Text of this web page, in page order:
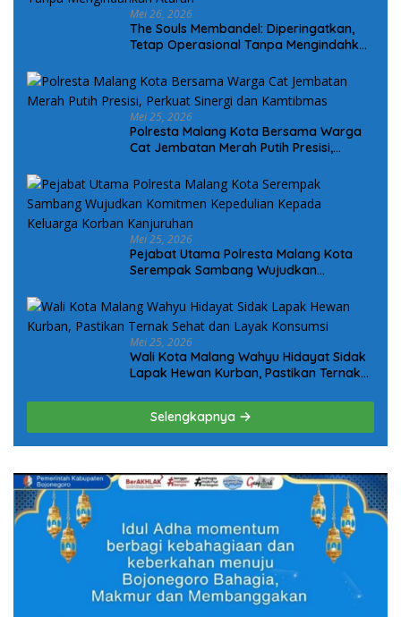
Mei 26, 2026
The Souls Membandel: Diperingatkan,
Tetap Operasional Tanpa Mengindahkan
Mei 25, 2026
Polresta Malang Kota Bersama Warga
Cat Jembatan Merah Putih Presisi,
Mei 25, 2026
Pejabat Utama Polresta Malang Kota
Serempak Sambang Wujudkan
Korban Kanjuruhan
Mei 25, 2026
Wali Kota Malang Wahyu Hidayat Sidak
Lapak Hewan Kurban, Pastikan Ternak
Selengkapnya